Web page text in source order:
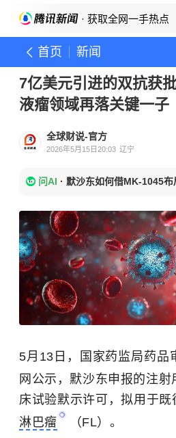
· 获取全网一手热点
首页 新闻
7亿美元引进的双抗获
液瘤领域再落关键一子
全球财说-官方
2026年5月15日20:03 辽宁
问AI · 默沙东如何借MK-1045布
5月13日，国家药监局药品
网公示，默沙东申报的注射
床试验默示许可，拟用于既
淋巴瘤
（FL）。